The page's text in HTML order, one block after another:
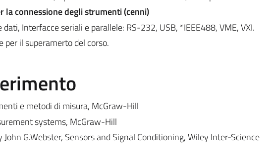
la connessione degli strumenti (cenni)
Interfacce seriali e parallele: RS-232, USB, *IEEE488, VME, VXI.
per il superamerto del corso.
e metodi di misura, McGraw-Hill
systems, McGraw-Hill
G.Webster, Sensors and Signal Conditioning, Wiley Inter-Science